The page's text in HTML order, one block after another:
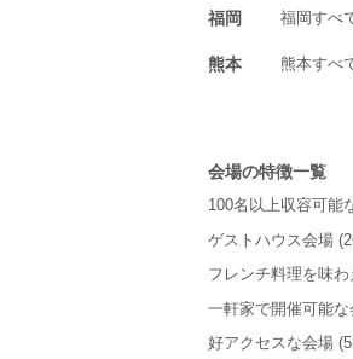
福岡 福岡すべ
熊本 熊本すべ
会場の特徴一覧
100名以上収容可能
ゲストハウス会場
フレンチ料理を味
一軒家で開催可能な
好アクセスな会場